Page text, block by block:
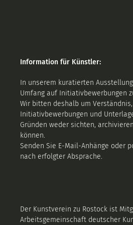
Information für Künstler:
In unserem kuratierten
Umfang auf Initiativbewerbungen
Wir bitten deshalb um
Initiativbewerbungen und
Gründen weder sichten,
können.
Senden Sie E-Mail-Anhänge oder
nach erfolgter Absprache.
Der Kunstverein zu Rostock ist
Arbeitsgemeinschaft deutscher